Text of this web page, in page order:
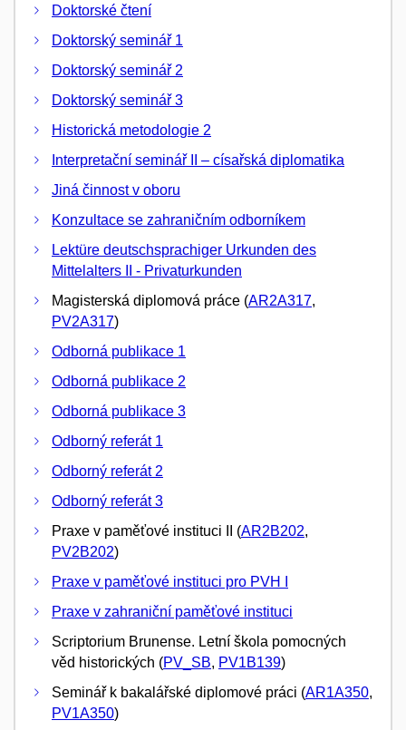
Doktorské čtení
Doktorský seminář 1
Doktorský seminář 2
Doktorský seminář 3
Historická metodologie 2
Interpretační seminář II – císařská diplomatika
Jiná činnost v oboru
Konzultace se zahraničním odborníkem
Lektüre deutschsprachiger Urkunden des
Mittelalters II - Privaturkunden
Magisterská diplomová práce (AR2A317,
PV2A317)
Odborná publikace 1
Odborná publikace 2
Odborná publikace 3
Odborný referát 1
Odborný referát 2
Odborný referát 3
Praxe v paměťové instituci II (AR2B202,
PV2B202)
Praxe v paměťové instituci pro PVH I
Praxe v zahraniční paměťové instituci
Scriptorium Brunense. Letní škola pomocných
věd historických (PV_SB, PV1B139)
Seminář k bakalářské diplomové práci (AR1A350,
PV1A350)